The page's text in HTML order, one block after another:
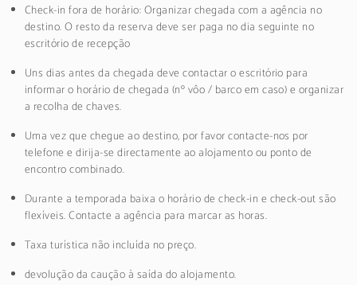
Check-in fora de horário: Organizar chegada com a agência no
destino. O resto da reserva deve ser paga no dia seguinte no
escritório de recepção
Uns dias antes da chegada deve contactar o escritório para
informar o horário de chegada (nº vôo / barco em caso) e organizar
a recolha de chaves.
Uma vez que chegue ao destino, por favor contacte-nos por
telefone e dirija-se directamente ao alojamento ou ponto de
encontro combinado.
Durante a temporada baixa o horário de check-in e check-out são
flexíveis. Contacte a agência para marcar as horas.
Taxa turística não incluída no preço.
devolução da caução à saída do alojamento.